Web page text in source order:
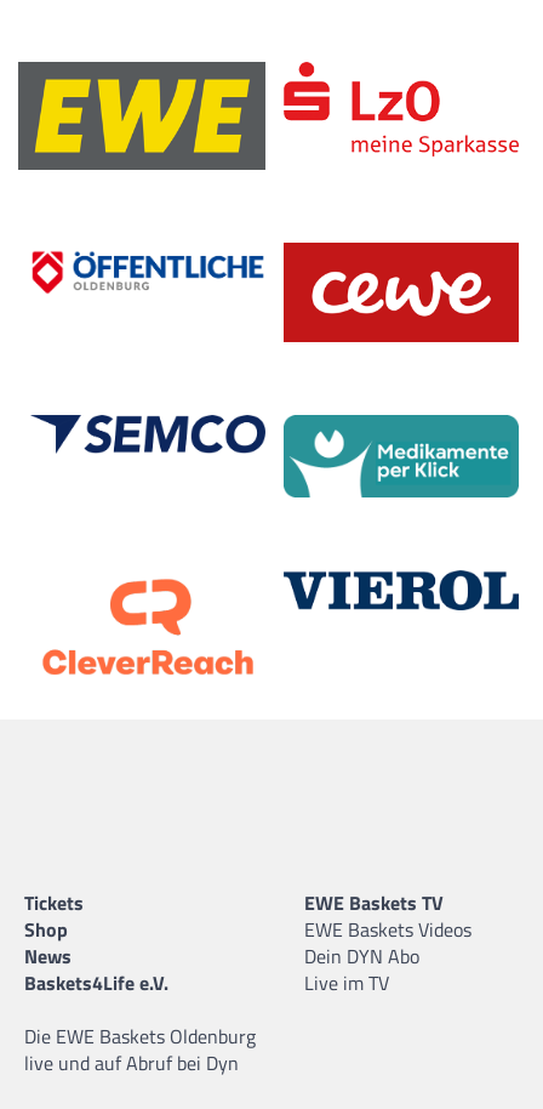
Tickets
Shop
News
Baskets4Life e.V.
Die EWE Baskets Oldenburg
live und auf Abruf bei Dyn
EWE Baskets TV
EWE Baskets Videos
Dein DYN Abo
Live im TV